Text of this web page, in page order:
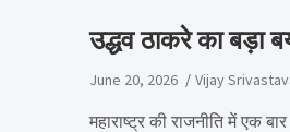
उद्धव ठाकरे का बड़ा
June 20, 2026 Vijay
महाराष्ट्र की राजनीति में